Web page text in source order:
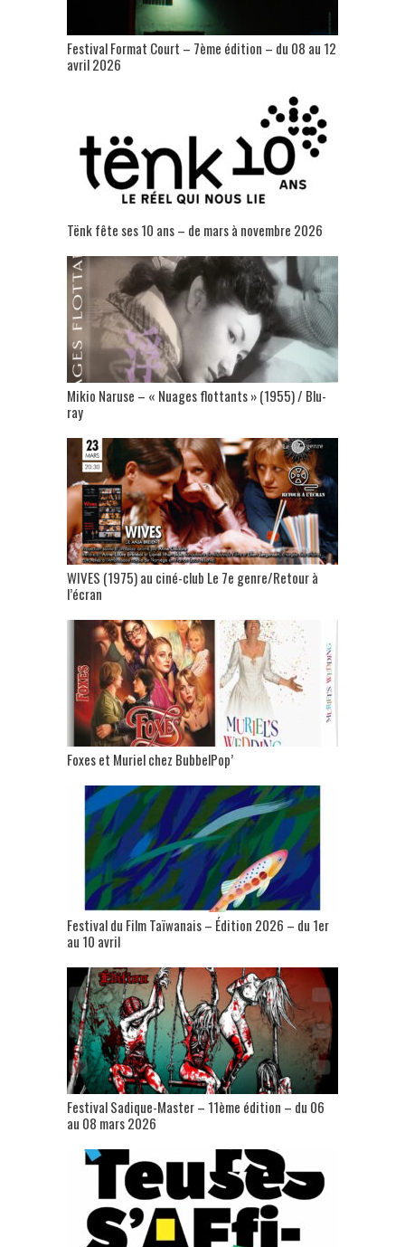
Festival Format Court – 7ème édition – du 08 au 12
avril 2026
Tënk fête ses 10 ans – de mars à novembre 2026
Mikio Naruse – « Nuages flottants » (1955) / Blu-
ray
WIVES (1975) au ciné-club Le 7e genre/Retour à
l’écran
Foxes et Muriel chez BubbelPop’
Festival du Film Taïwanais – Édition 2026 – du 1er
au 10 avril
Festival Sadique-Master – 11ème édition – du 06
au 08 mars 2026